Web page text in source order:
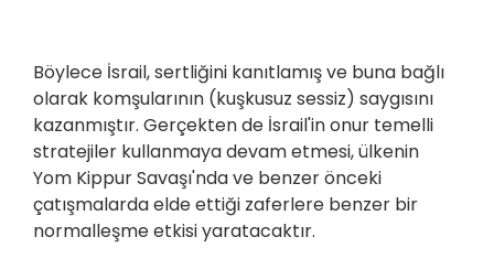
Böylece İsrail, sertliğini kanıtlamış ve buna bağlı
olarak komşularının (kuşkusuz sessiz) saygısını
kazanmıştır. Gerçekten de İsrail'in onur temelli
stratejiler kullanmaya devam etmesi, ülkenin
Yom Kippur Savaşı'nda ve benzer önceki
çatışmalarda elde ettiği zaferlere benzer bir
normalleşme etkisi yaratacaktır.